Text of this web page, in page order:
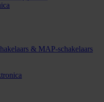
& MAP-schakelaars